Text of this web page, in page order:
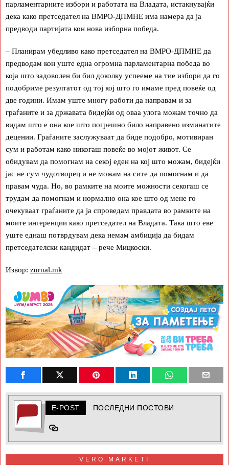
парламентарните избори и работата на Владата, истакнувајќи
дека како претседател на ВМРО-ДПМНЕ има намера да ја
предводи партијата кон нова изборна победа.
– Планирам убедливо како претседател на ВМРО-ДПМНЕ да
предводам кон уште една огромна парламентарна победа во
која што задоволен би бил доколку успееме на тие избори да го
подобриме резултатот од тој кој што го имаме пред повеќе од
две години. Имам уште многу работи да направам и за
граѓаните и за државата бидејќи од оваа улога можам точно да
видам што е она кое што погрешно било направено изминатите
децении. Граѓаните заслужуваат да биде подобро, мотивиран
сум и работам како никогаш повеќе во мојот живот. Се
обидувам да помогнам на секој еден на кој што можам, бидејќи
јас не сум чудотворец и не можам на сите да помогнам и да
правам чуда. Но, во рамките на моите можности секогаш се
трудам да помогнам и нормално она кое што од мене го
очекуваат граѓаните да ја спроведам правдата во рамките на
моите ингеренции како претседател на Владата. Така што еве
уште еднаш потврдувам дека немам амбиција да бидам
претседателски кандидат – рече Мицкоски.
Извор: zurnal.mk
E-POST ПОСЛЕДНИ ПОСТОВИ
VERO MARKETI